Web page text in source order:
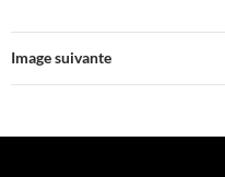
Image suivante